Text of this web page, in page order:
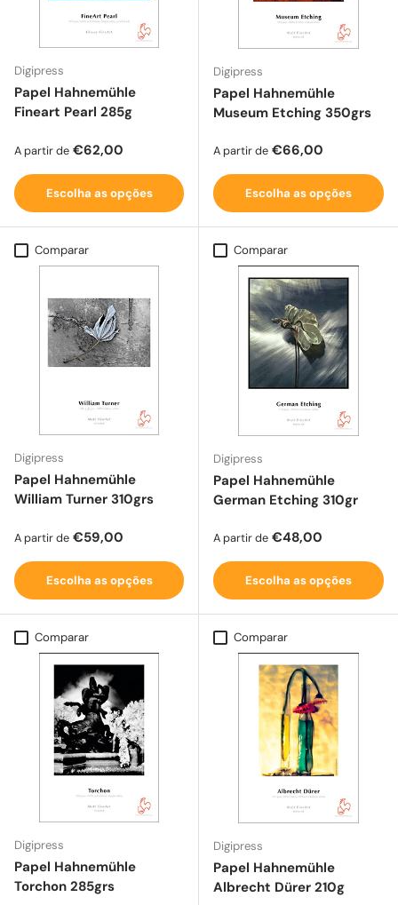
Digipress
Papel Hahnemühle
Fineart Pearl 285g
Preço normal
A partir de €62,00
Escolha as opções
Digipress
Papel Hahnemühle
Museum Etching 350grs
Preço normal
A partir de €66,00
Escolha as opções
Comparar
Digipress
Papel Hahnemühle
William Turner 310grs
Preço normal
A partir de €59,00
Escolha as opções
Comparar
Digipress
Papel Hahnemühle
German Etching 310gr
Preço normal
A partir de €48,00
Escolha as opções
Comparar
Digipress
Papel Hahnemühle
Torchon 285grs
Comparar
Digipress
Papel Hahnemühle
Albrecht Dürer 210g